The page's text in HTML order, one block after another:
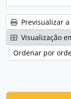
Previsualizar
Visualização
Ordenar por